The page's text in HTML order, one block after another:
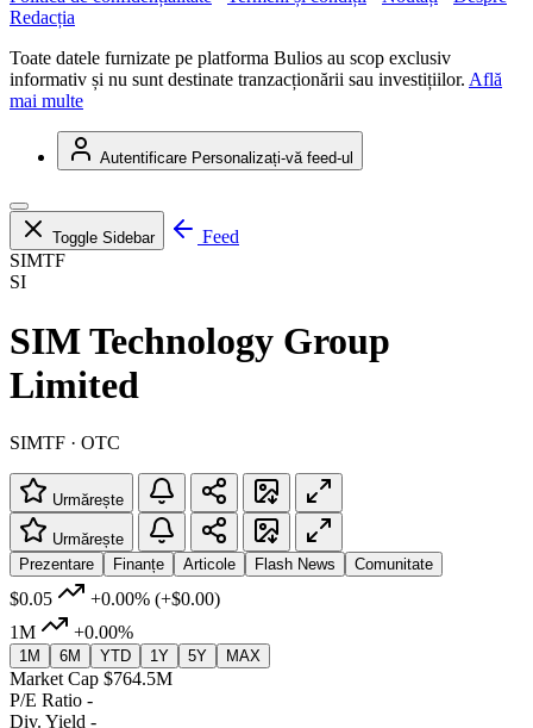
Redacția
Toate datele furnizate pe platforma Bulios au scop exclusiv
informativ și nu sunt destinate tranzacționării sau investițiilor. Află
mai multe
Autentificare Personalizați-vă feed-ul
Toggle Sidebar
Feed
SIMTF
SI
SIM Technology Group
Limited
SIMTF · OTC
Urmărește
Urmărește
Prezentare
Finanțe Articole Flash News Comunitate
$0.05 +0.00% (+$0.00)
1M
+0.00%
1M 6M YTD 1Y 5Y MAX
Market Cap $764.5M
P/E Ratio -
Div. Yield -